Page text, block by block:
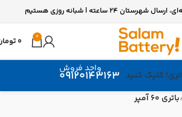
0
0
کلیک کنید
واحد فروش
09120143163
باتری 60 آمپر